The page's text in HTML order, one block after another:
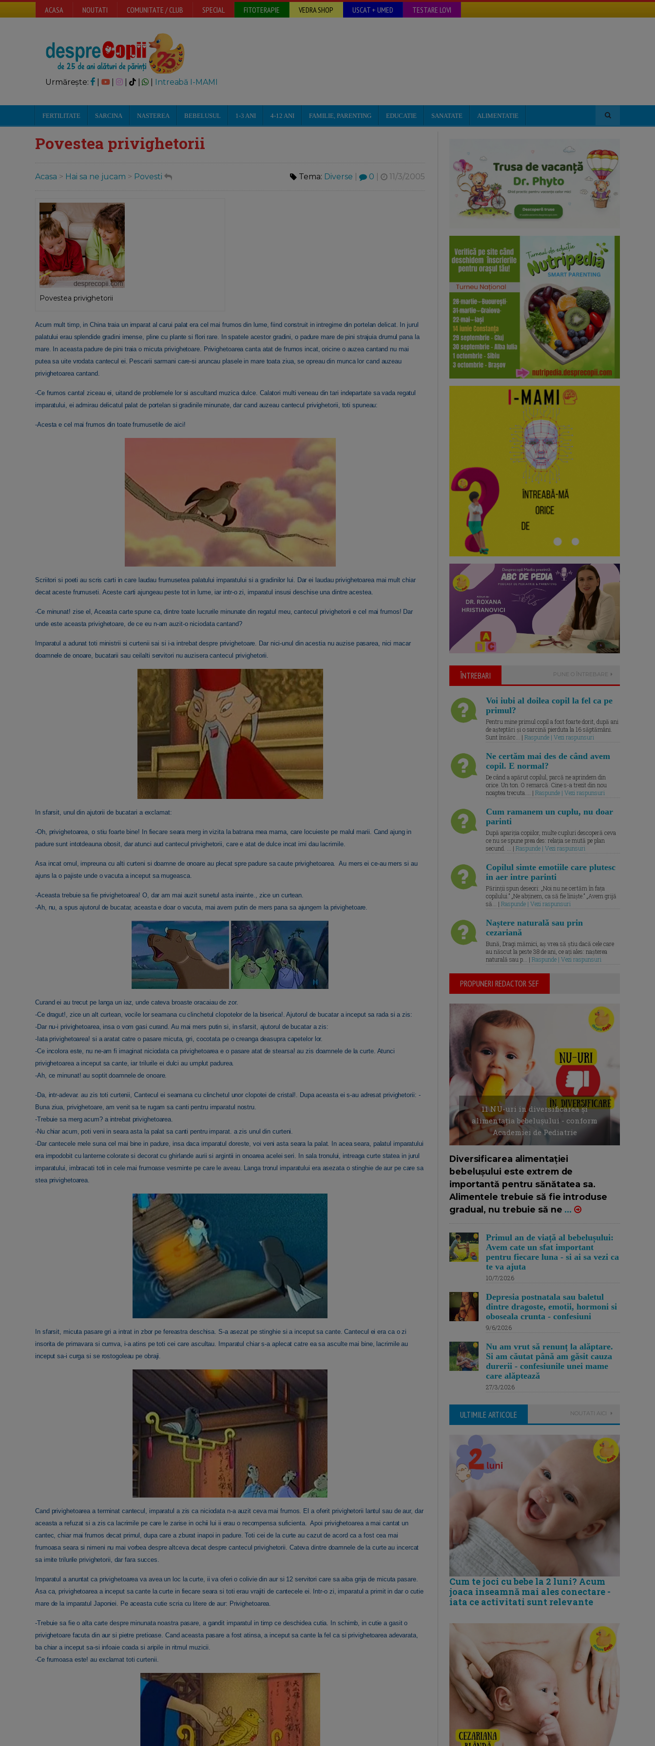
ACASA NOUTATI COMUNITATE / CLUB SPECIAL FITOTERAPIE VEDRA SHOP USCAT + UMED TESTARE LOVI
Urmărește: | | Intreabă I-MAMI
FERTILITATE SARCINA NASTEREA BEBELUSUL 1-3 ANI 4-12 ANI FAMILIE, PARENTING EDUCATIE SANATATE ALIMENTATIE
Povestea privighetorii
Acasa > Hai sa ne jucam > Povesti Tema: Diverse 0 11/3/2005
Povestea privighetorii
Acum mult timp, in China traia un imparat al carui palat era cel mai frumos din lume, fiind construit in intregime din portelan delicat. In jurul
palatului erau splendide gradini imense, pline cu plante si flori rare. In spatele acestor gradini, o padure mare de pini strajuia drumul pana la
mare. In aceasta padure de pini traia o micuta privighetoare. Privighetoarea canta atat de frumos incat, oricine o auzea cantand nu mai
putea sa uite vrodata cantecul ei. Pescarii sarmani care-si aruncau plasele in mare toata ziua, se opreau din munca lor cand auzeau
privighetoarea cantand.
-Ce frumos canta! ziceau ei, uitand de problemele lor si ascultand muzica dulce. Calatori multi veneau din tari indepartate sa vada regatul
imparatului, ei admirau delicatul palat de portelan si gradinile minunate, dar cand auzeau cantecul privighetorii, toti spuneau:
-Acesta e cel mai frumos din toate frumusetile de aici!
Scriitori si poeti au scris carti in care laudau frumusetea palatului imparatului si a gradinilor lui. Dar ei laudau privighetoarea mai mult chiar
decat aceste frumuseti. Aceste carti ajungeau peste tot in lume, iar intr-o zi, imparatul insusi deschise una dintre acestea.
-Ce minunat! zise el, Aceasta carte spune ca, dintre toate lucrurile minunate din regatul meu, cantecul privighetorii e cel mai frumos! Dar
unde este aceasta privighetoare, de ce eu n-am auzit-o niciodata cantand?
Imparatul a adunat toti ministrii si curtenii sai si i-a intrebat despre privighetoare. Dar nici-unul din acestia nu auzise pasarea, nici macar
doamnele de onoare, bucatarii sau ceilalti servitori nu auzisera cantecul privighetorii.
In sfarsit, unul din ajutorii de bucatari a exclamat:
-Oh, privighetoarea, o stiu foarte bine! In fiecare seara merg in vizita la batrana mea mama, care locuieste pe malul marii. Cand ajung in
padure sunt intotdeauna obosit, dar atunci aud cantecul privighetorii, care e atat de dulce incat imi dau lacrimile.
Asa incat omul, impreuna cu alti curteni si doamne de onoare au plecat spre padure sa caute privighetoarea. Au mers ei ce-au mers si au
ajuns la o pajiste unde o vacuta a inceput sa mugeasca.
-Aceasta trebuie sa fie privighetoarea! O, dar am mai auzit sunetul asta inainte., zice un curtean.
-Ah, nu, a spus ajutorul de bucatar, aceasta e doar o vacuta, mai avem putin de mers pana sa ajungem la privighetoare.
Curand ei au trecut pe langa un iaz, unde cateva broaste oracaiau de zor.
-Ce dragut!, zice un alt curtean, vocile lor seamana cu clinchetul clopotelor de la biserica!. Ajutorul de bucatar a inceput sa rada si a zis:
-Dar nu-i privighetoarea, insa o vom gasi curand. Au mai mers putin si, in sfarsit, ajutorul de bucatar a zis:
-Iata privighetoarea! si a aratat catre o pasare micuta, gri, cocotata pe o creanga deasupra capetelor lor.
-Ce incolora este, nu ne-am fi imaginat niciodata ca privighetoarea e o pasare atat de stearsa! au zis doamnele de la curte. Atunci
privighetoarea a inceput sa cante, iar trilurile ei dulci au umplut padurea.
-Ah, ce minunat! au soptit doamnele de onoare.
-Da, intr-adevar. au zis toti curtenii, Cantecul ei seamana cu clinchetul unor clopotei de cristal!. Dupa aceasta ei s-au adresat privighetorii: -
Buna ziua, privighetoare, am venit sa te rugam sa canti pentru imparatul nostru.
-Trebuie sa merg acum? a intrebat privighetoarea.
-Nu chiar acum, poti veni in seara asta la palat sa canti pentru imparat. a zis unul din curteni.
-Dar cantecele mele suna cel mai bine in padure, insa daca imparatul doreste, voi veni asta seara la palat. In acea seara, palatul imparatului
era impodobit cu lanterne colorate si decorat cu ghirlande aurii si argintii in onoarea acelei seri. In sala tronului, intreaga curte statea in jurul
imparatului, imbracati toti in cele mai frumoase vesminte pe care le aveau. Langa tronul imparatului era asezata o stinghie de aur pe care sa
stea privighetoarea.
In sfarsit, micuta pasare gri a intrat in zbor pe fereastra deschisa. S-a asezat pe stinghie si a inceput sa cante. Cantecul ei era ca o zi
insorita de primavara si cumva, i-a atins pe toti cei care ascultau. Imparatul chiar s-a aplecat catre ea sa asculte mai bine, lacrimile au
inceput sa-i curga si se rostogoleau pe obraji.
Cand privighetoarea a terminat cantecul, imparatul a zis ca niciodata n-a auzit ceva mai frumos. El a oferit privighetorii lantul sau de aur, dar
aceasta a refuzat si a zis ca lacrimile pe care le zarise in ochii lui ii erau o recompensa suficienta. Apoi privighetoarea a mai cantat un
cantec, chiar mai frumos decat primul, dupa care a zburat inapoi in padure. Toti cei de la curte au cazut de acord ca a fost cea mai
frumoasa seara si nimeni nu mai vorbea despre altceva decat despre cantecul privighetorii. Cateva dintre doamnele de la curte au incercat
sa imite trilurile privighetorii, dar fara succes.
Imparatul a anuntat ca privighetoarea va avea un loc la curte, ii va oferi o colivie din aur si 12 servitori care sa aiba grija de micuta pasare.
Asa ca, privighetoarea a inceput sa cante la curte in fiecare seara si toti erau vrajiti de cantecele ei. Intr-o zi, imparatul a primit in dar o cutie
mare de la imparatul Japoniei. Pe aceasta cutie scria cu litere de aur: Privighetoarea.
-Trebuie sa fie o alta carte despre minunata noastra pasare, a gandit imparatul in timp ce deschidea cutia. In schimb, in cutie a gasit o
privighetoare facuta din aur si pietre pretioase. Cand aceasta pasare a fost atinsa, a inceput sa cante la fel ca si privighetoarea adevarata,
ba chiar a inceput sa-si infoaie coada si aripile in ritmul muzicii.
-Ce frumoasa este! au exclamat toti curtenii.
ÎNTREBARI PUNE O ÎNTREBARE
Voi iubi al doilea copil la fel ca pe
primul?
Pentru mine primul copil a fost foarte dorit, după ani
de așteptări și o sarcină pierduta la 16 săptămâni.
Sunt însărc... | Raspunde | Vezi raspunsuri
Ne certăm mai des de când avem
copil. E normal?
De când a apărut copilul, parcă ne aprindem din
orice. Un ton. O remarcă. Cine s-a trezit din nou
noaptea trecuta.... | Raspunde | Vezi raspunsuri
Cum ramanem un cuplu, nu doar
parinti
După apariția copiilor, multe cupluri descoperă ceva
ce nu se spune prea des: relația se mută pe plan
secund. ... | Raspunde | Vezi raspunsuri
Copilul simte emotiile care plutesc
in aer intre parinti
Părinții spun deseori: „Noi nu ne certăm în fața
copilului.” „Ne abținem, ca să fie liniște.” „Avem grijă
să... | Raspunde | Vezi raspunsuri
Naștere naturală sau prin
cezariană
Bună, Dragi mămici, aș vrea să știu dacă cele care
au născut la peste 38 de ani, ce ați ales: nașterea
naturală sau p... | Raspunde | Vezi raspunsuri
PROPUNERI REDACTOR SEF
11 NU-uri in diversificarea și
alimentația bebelușului - conform
Academiei de Pediatrie
Diversificarea alimentației
bebelușului este extrem de
importantă pentru sănătatea sa.
Alimentele trebuie să fie introduse
gradual, nu trebuie să ne ...
Primul an de viață al bebelușului:
Avem cate un sfat important
pentru fiecare luna - si ai sa vezi ca
te va ajuta
10/7/2026
Depresia postnatala sau baletul
dintre dragoste, emotii, hormoni si
oboseala crunta - confesiuni
9/6/2026
Nu am vrut să renunț la alăptare.
Si am căutat până am găsit cauza
durerii - confesiunile unei mame
care alăptează
27/3/2026
ULTIMILE ARTICOLE NOUTATI AICI
Cum te joci cu bebe la 2 luni? Acum
joaca inseamnă mai ales conectare -
iata ce activitati sunt relevante